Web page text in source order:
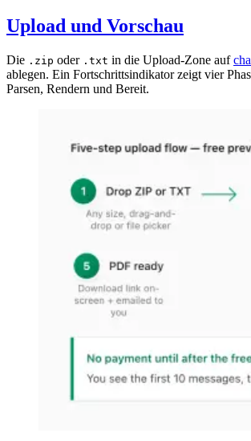
Upload und Vorschau
Die .zip oder .txt in die Upload-Zone auf
ablegen. Ein Fortschrittsindikator zeigt vier
Parsen, Rendern und Bereit.